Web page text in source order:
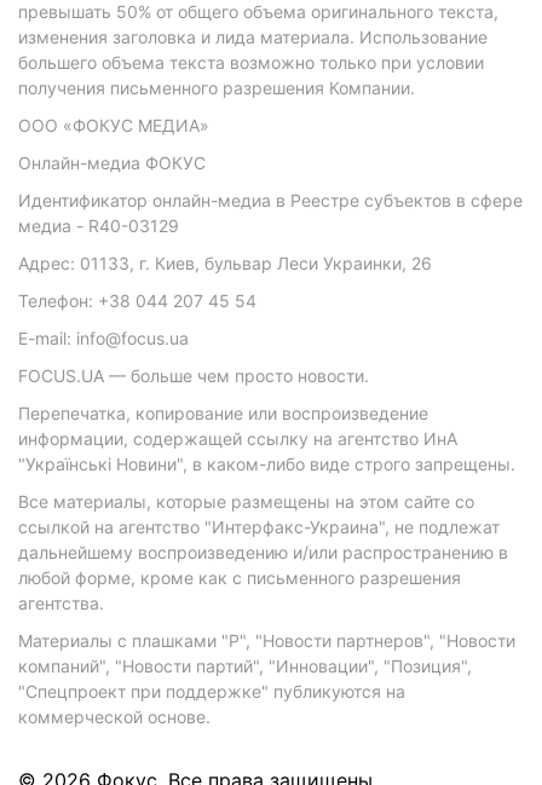
превышать 50% от общего объема оригинального текста,
изменения заголовка и лида материала. Использование
большего объема текста возможно только при условии
получения письменного разрешения Компании.
ООО «ФОКУС МЕДИА»
Онлайн-медиа ФОКУС
Идентификатор онлайн-медиа в Реестре субъектов в сфере
медиа - R40-03129
Адрес: 01133, г. Киев, бульвар Леси Украинки, 26
Телефон: +38 044 207 45 54
E-mail: info@focus.ua
FOCUS.UA — больше чем просто новости.
Перепечатка, копирование или воспроизведение
информации, содержащей ссылку на агентство ИнА
"Українські Новини", в каком-либо виде строго запрещены.
Все материалы, которые размещены на этом сайте со
ссылкой на агентство "Интерфакс-Украина", не подлежат
дальнейшему воспроизведению и/или распространению в
любой форме, кроме как с письменного разрешения
агентства.
Материалы с плашками "Р", "Новости партнеров", "Новости
компаний", "Новости партий", "Инновации", "Позиция",
"Спецпроект при поддержке" публикуются на
коммерческой основе.
© 2026 Фокус. Все права защищены.